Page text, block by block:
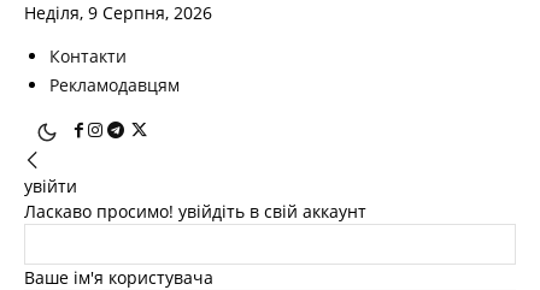
Неділя, 9 Серпня, 2026
Контакти
Рекламодавцям
увійти
Ласкаво просимо! увійдіть в свій аккаунт
Ваше ім'я користувача